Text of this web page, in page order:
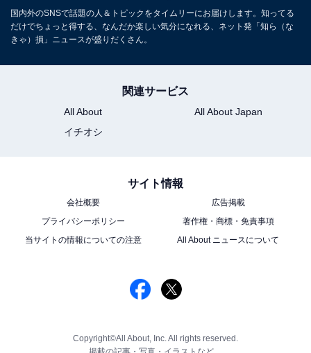
国内外のSNSで話題の人＆トピックをタイムリーにお届けします。知ってる
だけでちょっと得する、なんだか楽しい気分になれる、ネット発「知ら（な
きゃ）損」ニュースが盛りだくさん。
関連サービス
All About
All About Japan
イチオシ
サイト情報
会社概要
広告掲載
プライバシーポリシー
著作権・商標・免責事項
当サイトの情報についての注意
All About ニュースについて
Copyright©All About, Inc. All rights reserved.